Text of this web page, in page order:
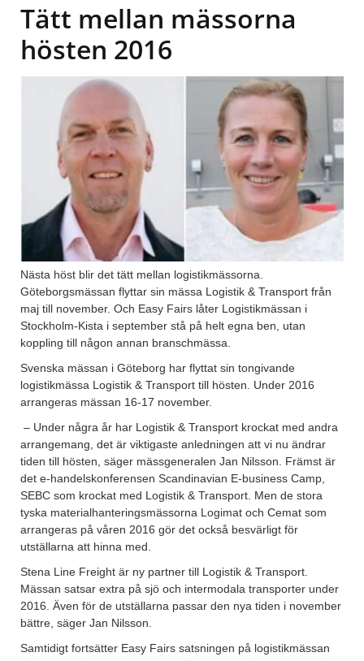
Tätt mellan mässorna
hösten 2016
Nästa höst blir det tätt mellan logistikmässorna.
Göteborgsmässan flyttar sin mässa Logistik & Transport från
maj till november. Och Easy Fairs låter Logistikmässan i
Stockholm-Kista i september stå på helt egna ben, utan
koppling till någon annan branschmässa.
Svenska mässan i Göteborg har flyttat sin tongivande
logistikmässa Logistik & Transport till hösten. Under 2016
arrangeras mässan 16-17 november.
– Under några år har Logistik & Transport krockat med andra
arrangemang, det är viktigaste anledningen att vi nu ändrar
tiden till hösten, säger mässgeneralen Jan Nilsson. Främst är
det e-handelskonferensen Scandinavian E-business Camp,
SEBC som krockat med Logistik & Transport. Men de stora
tyska materialhanteringsmässorna Logimat och Cemat som
arrangeras på våren 2016 gör det också besvärligt för
utställarna att hinna med.
Stena Line Freight är ny partner till Logistik & Transport.
Mässan satsar extra på sjö och intermodala transporter under
2016. Även för de utställarna passar den nya tiden i november
bättre, säger Jan Nilsson.
Samtidigt fortsätter Easy Fairs satsningen på logistikmässan